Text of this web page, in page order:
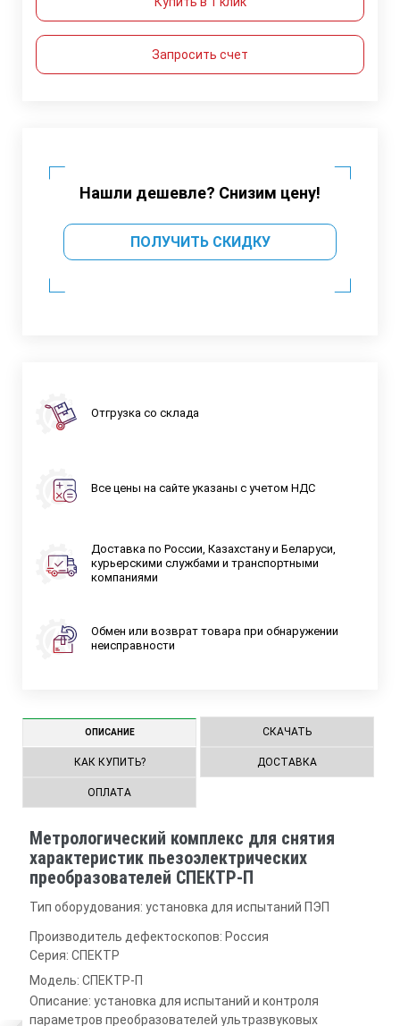
Запросить счет
Нашли дешевле? Снизим цену!
ПОЛУЧИТЬ СКИДКУ
Отгрузка со склада
Все цены на сайте указаны с учетом НДС
Доставка по России, Казахстану и Беларуси,
курьерскими службами и транспортными
компаниями
Обмен или возврат товара при обнаружении
неисправности
ОПИСАНИЕ СКАЧАТЬ
КАК КУПИТЬ? ДОСТАВКА
ОПЛАТА
Метрологический комплекс для снятия
характеристик пьезоэлектрических
преобразователей СПЕКТР-П
Тип оборудования: установка для испытаний ПЭП
Производитель дефектоскопов: Россия
Серия: СПЕКТР
Модель: СПЕКТР-П
Описание: установка для испытаний и контроля
параметров преобразователей ультразвуковых